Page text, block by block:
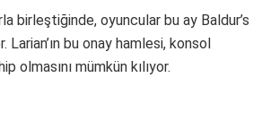
birleştiğinde, oyuncular bu ay Baldur’s
bu onay hamlesi, konsol
olmasını mümkün kılıyor.